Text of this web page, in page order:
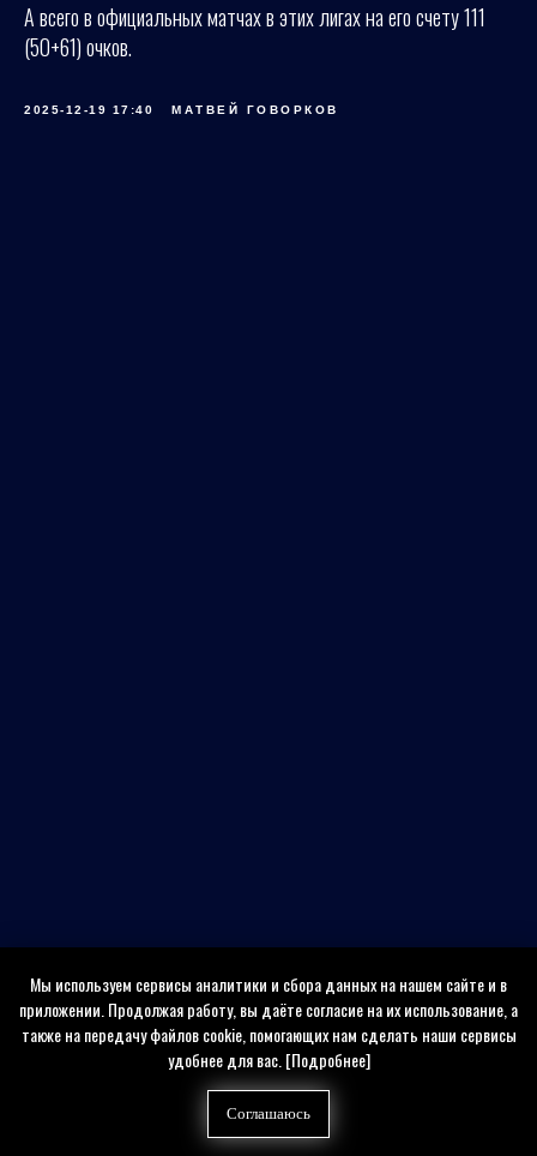
Мы используем сервисы аналитики и сбора данных на нашем сайте и в
приложении. Продолжая работу, вы даёте согласие на их использование, а
также на передачу файлов cookie, помогающих нам сделать наши сервисы
удобнее для вас.[Подробнее]
Соглашаюсь
А всего в официальных матчах в этих лигах на его счету 111
(50+61) очков.
2025-12-19 17:40 МАТВЕЙ ГОВОРКОВ